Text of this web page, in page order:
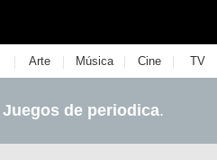
| Arte | Música | Cine | TV
Juegos de periodica.